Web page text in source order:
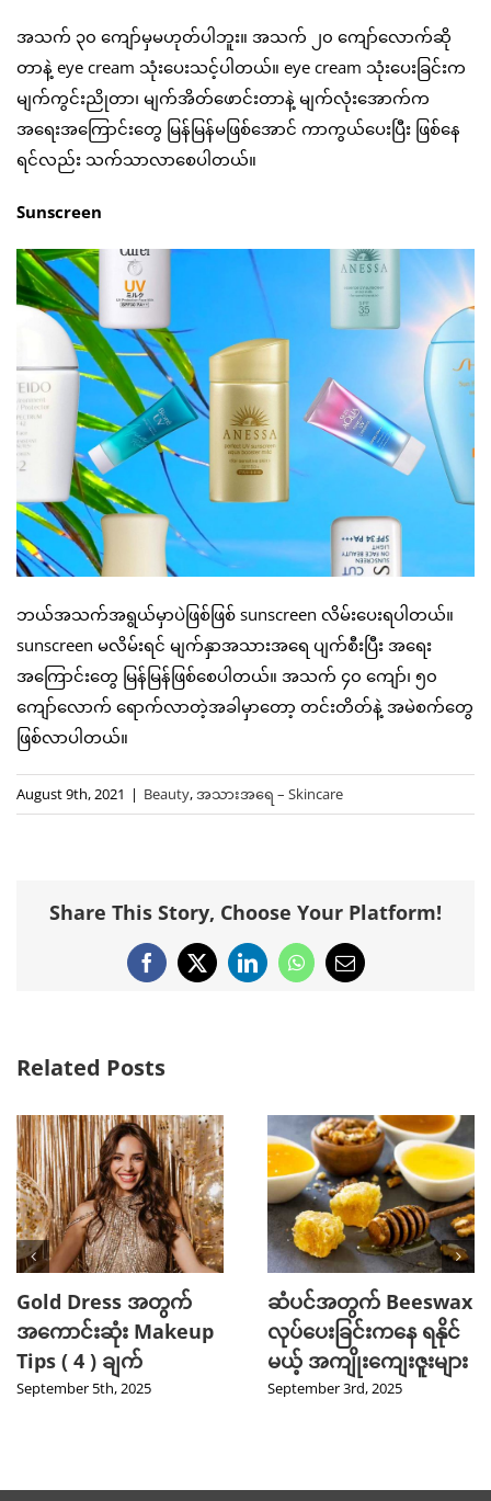
အသက် ၃၀ ကျော်မှမဟုတ်ပါဘူး။ အသက် ၂၀ ကျော်လောက်ဆို
တာနဲ့ eye cream သုံးပေးသင့်ပါတယ်။ eye cream သုံးပေးခြင်းက
မျက်ကွင်းညိုတာ၊ မျက်အိတ်ဖောင်းတာနဲ့ မျက်လုံးအောက်က
အရေးအကြောင်းတွေ မြန်မြန်မဖြစ်အောင် ကာကွယ်ပေးပြီး ဖြစ်နေ
ရင်လည်း သက်သာလာစေပါတယ်။
Sunscreen
ဘယ်အသက်အရွယ်မှာပဲဖြစ်ဖြစ် sunscreen လိမ်းပေးရပါတယ်။
sunscreen မလိမ်းရင် မျက်နှာအသားအရေ ပျက်စီးပြီး အရေး
အကြောင်းတွေ မြန်မြန်ဖြစ်စေပါတယ်။ အသက် ၄၀ ကျော်၊ ၅၀
ကျော်လောက် ရောက်လာတဲ့အခါမှာတော့ တင်းတိတ်နဲ့ အမဲစက်တွေ
ဖြစ်လာပါတယ်။
August 9th, 2021 | Beauty,အသားအရေ – Skincare
Share This Story, Choose Your Platform!
Facebook
X LinkedInWhatsApp
Email
Related Posts
Gold Dress အတွက်
အကောင်းဆုံး Makeup
Tips ( 4 ) ချက်
September 5th, 2025
ဆံပင်အတွက် Beeswax
လုပ်ပေးခြင်းကနေ ရနိုင်
မယ့် အကျိုးကျေးဇူးများ
September 3rd, 2025